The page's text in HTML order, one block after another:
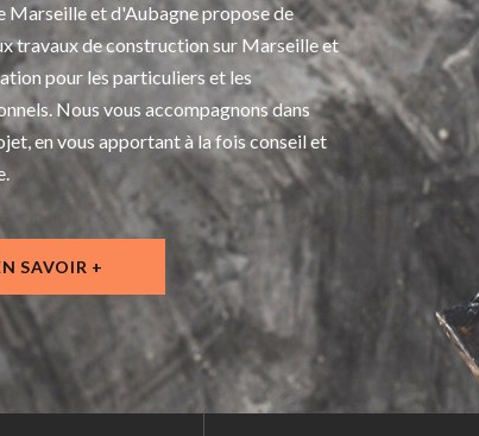
Marseille et d'Aubagne propose de
travaux de construction sur Marseille et
pour les particuliers et les
Nous vous accompagnons dans
en vous apportant à la fois conseil et
SAVOIR +